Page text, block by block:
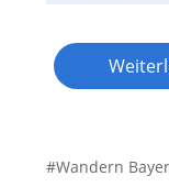
Wandern